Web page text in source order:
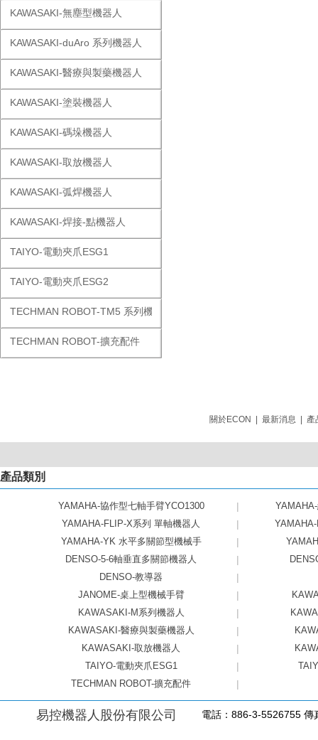
KAWASAKI-無塵型機器人
KAWASAKI-duAro 系列機器人
KAWASAKI-醫療與製藥機器人
KAWASAKI-塗裝機器人
KAWASAKI-碼垛機器人
KAWASAKI-取放機器人
KAWASAKI-弧焊機器人
KAWASAKI-焊接-點機器人
TAIYO-電動夾爪ESG1
TAIYO-電動夾爪ESG2
TECHMAN ROBOT-TM5 系列機器人
TECHMAN ROBOT-擴充配件
關於ECON 最新消息 產
產品類別
YAMAHA-協作型七軸手臂YCO1300 |
YAMAHA-FLIP-X系列 單軸機器人
|
YAMAHA-YK 水平多關節型機械手
|
DENSO-5-6軸垂直多關節機器人
|
DENSO-教導器
|
JANOME-桌上型機械手臂
|
KAWASAKI-M系列機器人
|
KAWASAKI-醫療與製藥機器人
|
KAWASAKI-取放機器人
|
TAIYO-電動夾爪ESG1
|
TECHMAN ROBOT-擴充配件
|
易控機器人股份有限公司 電話：886-3-5526755